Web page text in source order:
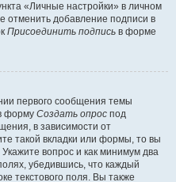
«Личные настройки» в личном
отменить добавление подписи в
Присоединить подпись в форме
первого сообщения темы
форму Создать опрос под
в зависимости от
такой вкладки или формы, то вы
вопрос и как минимум два
убедившись, что каждый
текстового поля. Вы также